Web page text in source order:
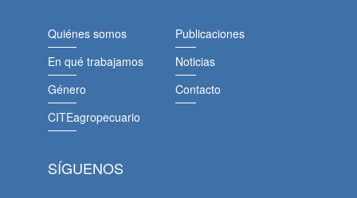
Quiénes somos
En qué trabajamos
Género
CITEagropecuario
Publicaciones
Noticias
Contacto
SÍGUENOS